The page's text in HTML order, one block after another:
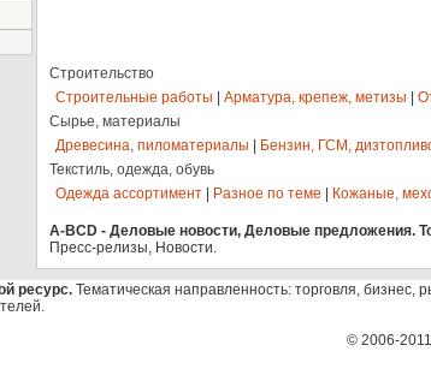
Строительство
Строительные работы
Арматура, крепеж, метизы
Сырье, материалы
Древесина, пиломатериалы
Бензин, ГСМ,
Текстиль, одежда, обувь
Одежда ассортимент
Разное по теме Кожаные,
A-BCD - Деловые новости, Деловые предложения.
Пресс-релизы, Новости.
ресурс. Тематическая направленность: торговля,
© 2006-